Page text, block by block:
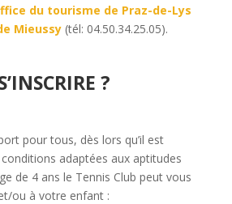
du tourisme de Praz-de-Lys
Mieussy(tél: 04.50.34.25.05).
?
pour tous, dès lors qu’il est
adaptées aux aptitudes
de 4 ans le Tennis Club peut vous
ou à votre enfant :